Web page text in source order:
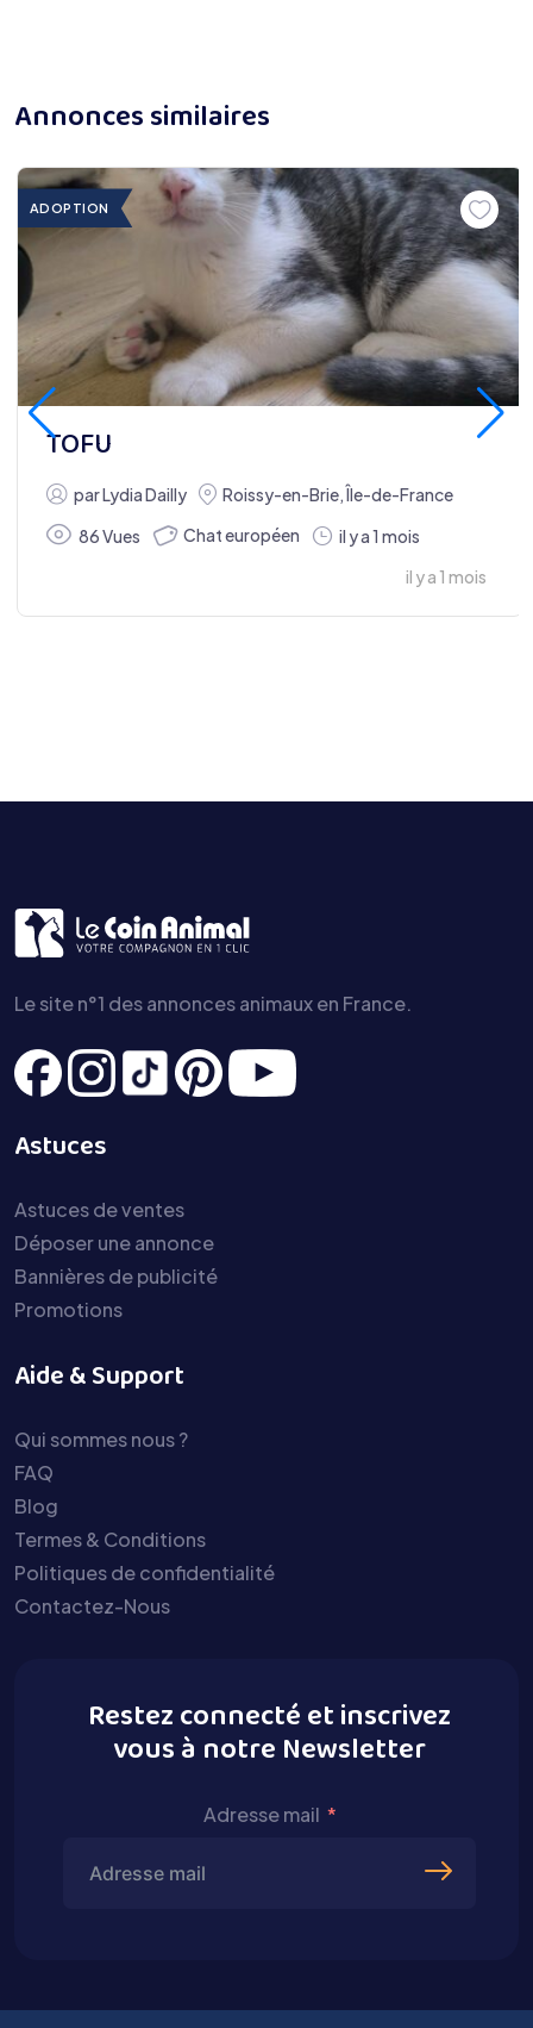
Annonces similaires
ADOPTION
TOFU
parLydia Dailly Roissy-en-Brie,Île-de-France
86 Vues
Chat européen
il y a 1 mois
il y a 1 mois
Le site n°1 des annonces animaux en France.
Astuces
Astuces de ventes
Déposer une annonce
Bannières de publicité
Promotions
Aide & Support
Qui sommes nous ?
FAQ
Blog
Termes & Conditions
Politiques de confidentialité
Contactez-Nous
Restez connecté et inscrivez
vous à notre Newsletter
Adresse mail